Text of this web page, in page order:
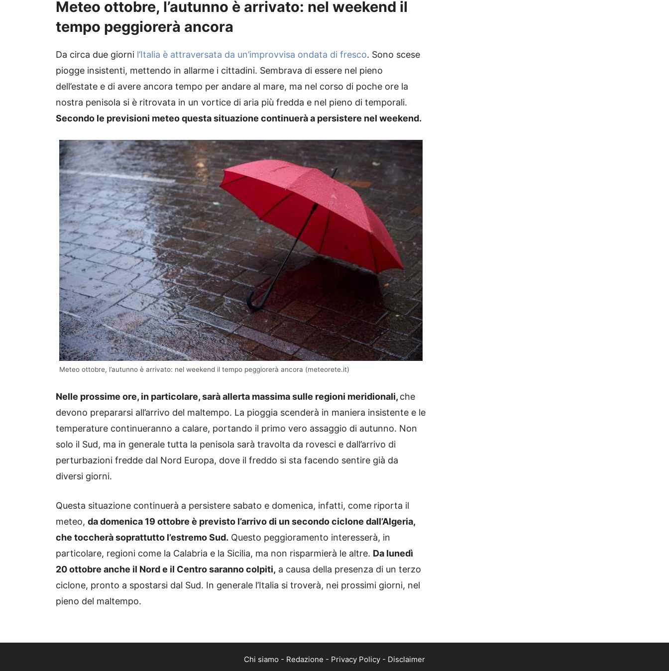
Meteo ottobre, l’autunno è arrivato: nel weekend il
tempo peggiorerà ancora
Da circa due giorni l’Italia è attraversata da un’improvvisa ondata di fresco. Sono scese
piogge insistenti, mettendo in allarme i cittadini. Sembrava di essere nel pieno
dell’estate e di avere ancora tempo per andare al mare, ma nel corso di poche ore la
nostra penisola si è ritrovata in un vortice di aria più fredda e nel pieno di temporali.
Secondo le previsioni meteo questa situazione continuerà a persistere nel weekend.
Meteo ottobre, l’autunno è arrivato: nel weekend il tempo peggiorerà ancora (meteorete.it)
Nelle prossime ore, in particolare, sarà allerta massima sulle regioni meridionali, che
devono prepararsi all’arrivo del maltempo. La pioggia scenderà in maniera insistente e le
temperature continueranno a calare, portando il primo vero assaggio di autunno. Non
solo il Sud, ma in generale tutta la penisola sarà travolta da rovesci e dall’arrivo di
perturbazioni fredde dal Nord Europa, dove il freddo si sta facendo sentire già da
diversi giorni.
Questa situazione continuerà a persistere sabato e domenica, infatti, come riporta il
meteo, da domenica 19 ottobre è previsto l’arrivo di un secondo ciclone dall’Algeria,
che toccherà soprattutto l’estremo Sud. Questo peggioramento interesserà, in
particolare, regioni come la Calabria e la Sicilia, ma non risparmierà le altre. Da lunedì
20 ottobre anche il Nord e il Centro saranno colpiti, a causa della presenza di un terzo
ciclone, pronto a spostarsi dal Sud. In generale l’Italia si troverà, nei prossimi giorni, nel
pieno del maltempo.
Chi siamo - Redazione - Privacy Policy - Disclaimer